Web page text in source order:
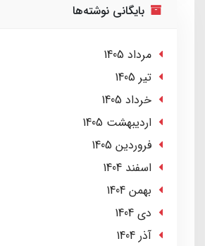
بایگانی نوشته‌ها
مرداد 1405
تير 1405
خرداد 1405
ارديبهشت 1405
فروردین 1405
اسفند 1404
بهمن 1404
دی 1404
آذر 1404